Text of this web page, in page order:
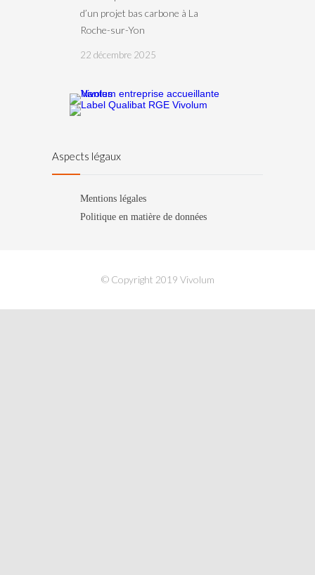
d’un projet bas carbone à La
Roche-sur-Yon
22 décembre 2025
Aspects légaux
Mentions légales
Politique en matière de données
© Copyright 2019 Vivolum